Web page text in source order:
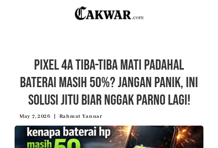
Pixel 4a Tiba-Tiba Mati Padahal
Baterai Masih 50%? Jangan Panik, Ini
Solusi Jitu Biar Nggak Parno Lagi!
May 7, 2026 Rahmat Yanuar